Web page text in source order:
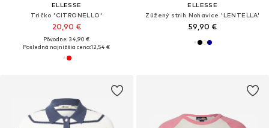
ELLESSE
Tričko 'CITRONELLO'
20,90 €
Pôvodne: 34,90 €
Posledná najnižšia cena:12,54 €
ELLESSE
Zúžený strih Nohavice 'LENTELLA'
59,90 €